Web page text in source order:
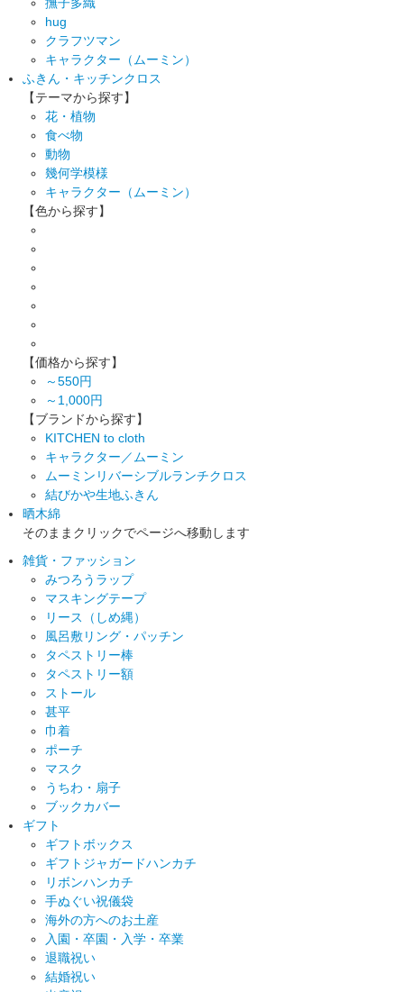
hug
クラフツマン
キャラクター（ムーミン）
ふきん・キッチンクロス
【テーマから探す】
花・植物
食べ物
動物
幾何学模様
キャラクター（ムーミン）
【色から探す】
【価格から探す】
～550円
～1,000円
【ブランドから探す】
KITCHEN to cloth
キャラクター／ムーミン
ムーミンリバーシブルランチクロス
結びかや生地ふきん
晒木綿
そのままクリックでページへ移動します
雑貨・ファッション
みつろうラップ
マスキングテープ
リース（しめ縄）
風呂敷リング・パッチン
タペストリー棒
タペストリー額
ストール
甚平
巾着
ポーチ
マスク
うちわ・扇子
ブックカバー
ギフト
ギフトボックス
ギフトジャガードハンカチ
リボンハンカチ
手ぬぐい祝儀袋
海外の方へのお土産
入園・卒園・入学・卒業
退職祝い
結婚祝い